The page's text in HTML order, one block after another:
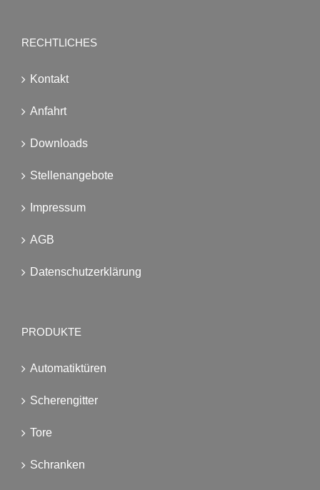
RECHTLICHES
Kontakt
Anfahrt
Downloads
Stellenangebote
Impressum
AGB
Datenschutzerklärung
PRODUKTE
Automatiktüren
Scherengitter
Tore
Schranken